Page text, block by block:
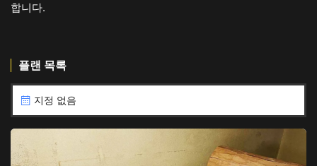
합니다.
플랜 목록
지정 없음